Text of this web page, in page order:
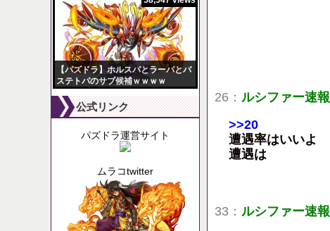
【パズドラ】ホルスパとラーパとバ
ステトパのサブ候補ｗｗｗｗ
公式リンク
パズドラ運営サイト
ムラコtwitter
26： ルシファー速報
>>20
遭遇率はいいよ
遭遇は
33： ルシファー速報